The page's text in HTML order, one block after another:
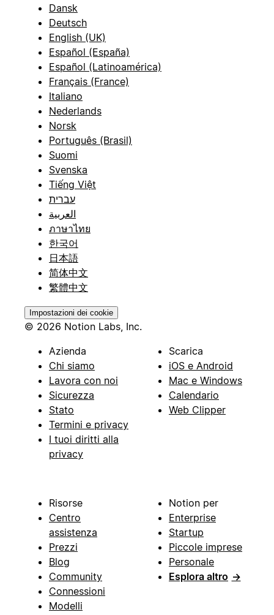
Dansk
Deutsch
English (UK)
Español (España)
Español (Latinoamérica)
Français (France)
Italiano
Nederlands
Norsk
Português (Brasil)
Suomi
Svenska
Tiếng Việt
עברית
العربية
ภาษาไทย
한국어
日本語
简体中文
繁體中文
Impostazioni dei cookie
© 2026 Notion Labs, Inc.
Azienda
Chi siamo
Lavora con noi
Sicurezza
Stato
Termini e privacy
I tuoi diritti alla
privacy
Scarica
iOS e Android
Mac e Windows
Calendario
Web Clipper
Risorse
Centro
assistenza
Prezzi
Blog
Community
Connessioni
Modelli
Notion per
Enterprise
Startup
Piccole imprese
Personale
Esplora altro →